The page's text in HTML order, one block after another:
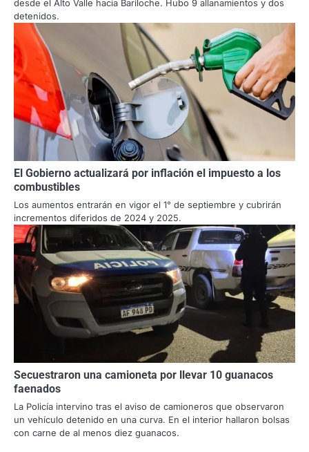
desde el Alto Valle hacia Bariloche. Hubo 9 allanamientos y dos
detenidos.
El Gobierno actualizará por inflación el impuesto a los
combustibles
Los aumentos entrarán en vigor el 1° de septiembre y cubrirán
incrementos diferidos de 2024 y 2025.
Secuestraron una camioneta por llevar 10 guanacos
faenados
La Policía intervino tras el aviso de camioneros que observaron
un vehículo detenido en una curva. En el interior hallaron bolsas
con carne de al menos diez guanacos.